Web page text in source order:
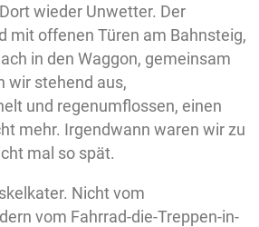
wieder Unwetter. Der
mit offenen Türen am Bahnsteig,
in den Waggon, gemeinsam
wir stehend aus,
und regenumflossen, einen
mehr. Irgendwann waren wir zu
mal so spät.
Nicht vom
vom Fahrrad-die-Treppen-in-